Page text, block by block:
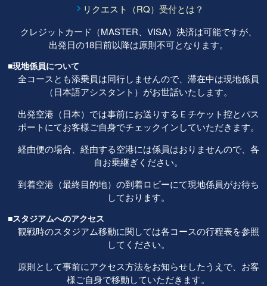
リクエスト（RQ）受付とは？
クレジットカード（MASTER、VISA）決済は可能ですが、
出発日の18日前以降は原則不可となります。
■現地係員について
全コースとも添乗員は同行しませんので、滞在中は現地係員
（日本語アシスタント）がお世話いたします。
出発空港（日本）では事前にお送りするＥチケット控とパス
ポートにてお客様ご自身でチェックインしていただきます。
経由便の場合、経由する空港には係員はおりませんので、各
自お乗継ぎください。
到着空港（最終目的地）の到着ロビーにて現地係員がお待ち
しております。
■スタジアムへのアクセス
観戦時のスタジアム移動に関しては各コースの行程表を参照
してください。
原則として事前にアクセス方法をお知らせしたうえで、お客
様ご自身で移動していただきます。